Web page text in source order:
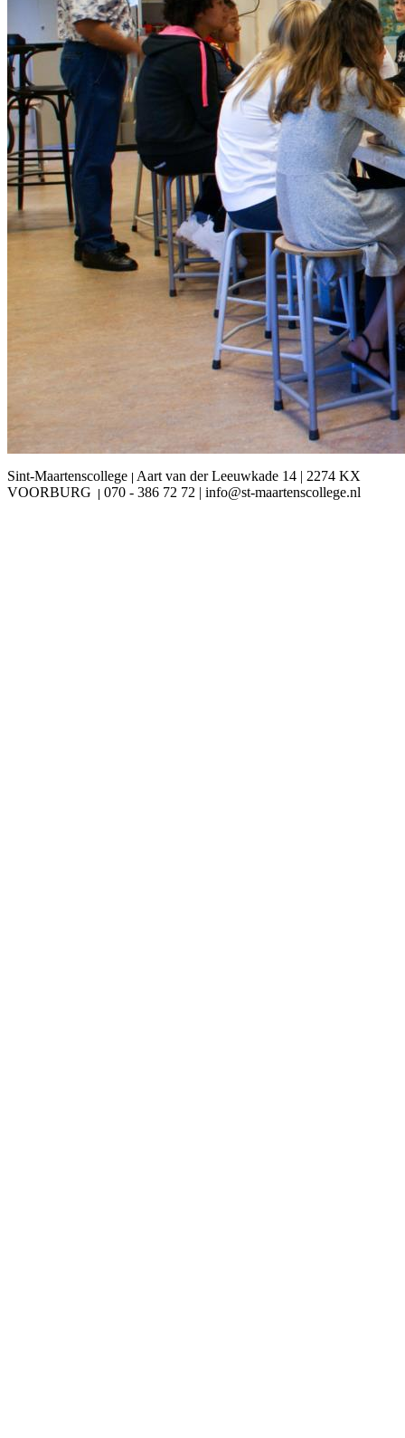
Sint-Maartenscollege | Aart van der Leeuwkade 14 | 2274 KX
VOORBURG
| 070 - 386 72 72 | info@st-maartenscollege.nl